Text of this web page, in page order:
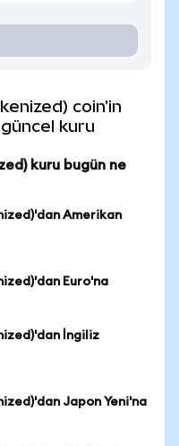
coin'in
kuru
kuru bugün ne
Amerikan
Euro'na
İngiliz
Japon Yeni'na